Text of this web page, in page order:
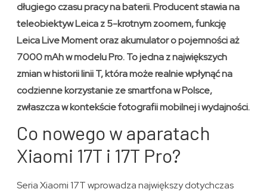
długiego czasu pracy na baterii. Producent stawia na
teleobiektyw Leica z 5-krotnym zoomem, funkcję
Leica Live Moment oraz akumulator o pojemności aż
7000 mAh w modelu Pro. To jedna z największych
zmian w historii linii T, która może realnie wpłynąć na
codzienne korzystanie ze smartfona w Polsce,
zwłaszcza w kontekście fotografii mobilnej i wydajności.
Co nowego w aparatach
Xiaomi 17T i 17T Pro?
Seria Xiaomi 17T wprowadza największy dotychczas